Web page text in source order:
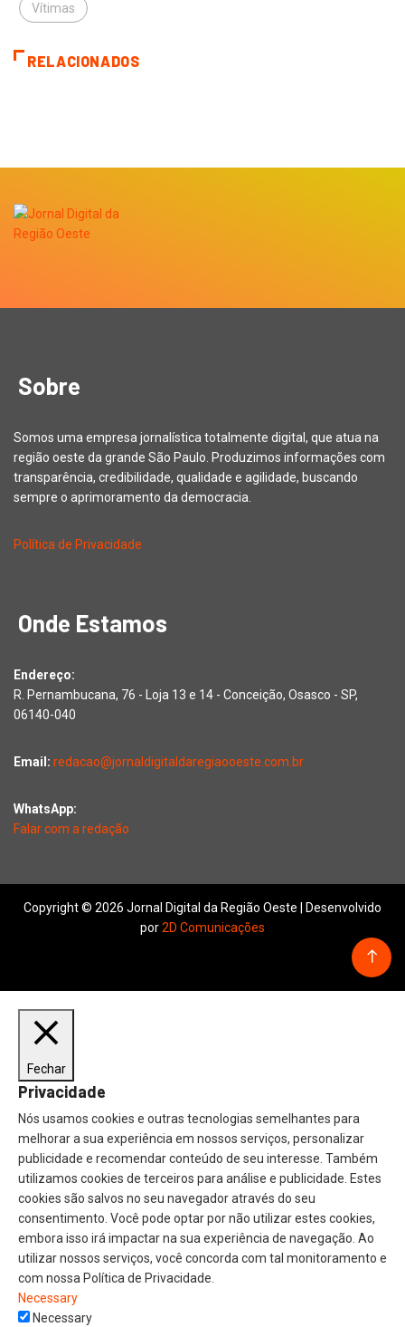
Vítimas
RELACIONADOS
Sobre
Somos uma empresa jornalística totalmente digital, que atua na
região oeste da grande São Paulo. Produzimos informações com
transparência, credibilidade, qualidade e agilidade, buscando
sempre o aprimoramento da democracia.
Política de Privacidade
Onde Estamos
Endereço:
R. Pernambucana, 76 - Loja 13 e 14 - Conceição, Osasco - SP,
06140-040
Email: redacao@jornaldigitaldaregiaooeste.com.br
WhatsApp:
Falar com a redação
Copyright © 2026 Jornal Digital da Região Oeste | Desenvolvido
por2D Comunicações
Fechar
Privacidade
Nós usamos cookies e outras tecnologias semelhantes para
melhorar a sua experiência em nossos serviços, personalizar
publicidade e recomendar conteúdo de seu interesse. Também
utilizamos cookies de terceiros para análise e publicidade. Estes
cookies são salvos no seu navegador através do seu
consentimento. Você pode optar por não utilizar estes cookies,
embora isso irá impactar na sua experiência de navegação. Ao
utilizar nossos serviços, você concorda com tal monitoramento e
com nossa Política de Privacidade.
Necessary
Necessary